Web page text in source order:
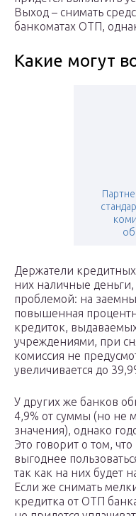
Выход – снимать
банкоматах ОТП,
Какие могут
Держатели
них наличные деньги,
проблемой: на
повышенная
кредиток,
учреждениями, при
комиссия не
увеличивается до
У других же банков
4,9% от суммы (но не
значения), однако
Это говорит о том,
выгоднее
так как на них будет
Если же снимать
кредитка от ОТП